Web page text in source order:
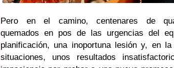
Pero en el camino, centenares de
quemados en pos de las urgencias del
planificación, una inoportuna lesión y, en
situaciones, unos resultados